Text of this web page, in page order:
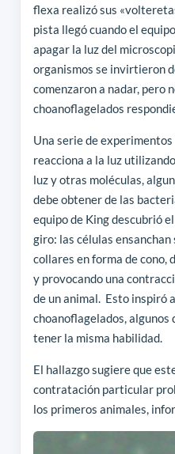
flexa realizó sus
pista llegó cuando el
apagar la luz del
organismos se invirtieron
comenzaron a nadar, pero
choanoflagelados
Una serie de
reacciona a la luz
luz y otras moléculas,
debe obtener de las
equipo de King descubrió
giro: las células
collares en forma de cono,
y provocando una
de un animal. Esto inspiró
choanoflagelados,
tener la misma habilidad.
El hallazgo sugiere que
contratación particular
los primeros animales,